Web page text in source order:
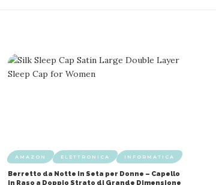
AMAZON ELETTRONICA INFORMATICA
Berretto da Notte in Seta per Donne – Capello
in Raso a Doppio Strato di Grande Dimensione